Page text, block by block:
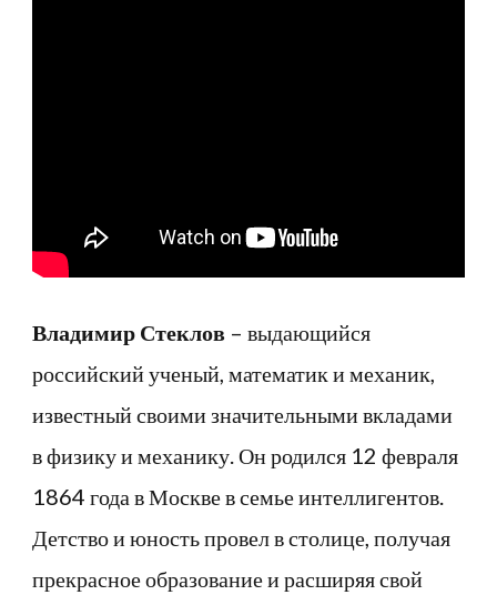
Владимир Стеклов – выдающийся
российский ученый, математик и механик,
известный своими значительными вкладами
в физику и механику. Он родился 12 февраля
1864 года в Москве в семье интеллигентов.
Детство и юность провел в столице, получая
прекрасное образование и расширяя свой